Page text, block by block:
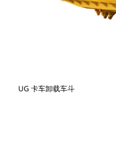
UG 卡车卸载车斗